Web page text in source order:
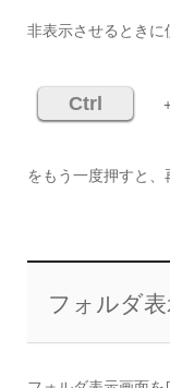
非表示させるときに
Ctrl
をもう一度押すと、
フォルダ